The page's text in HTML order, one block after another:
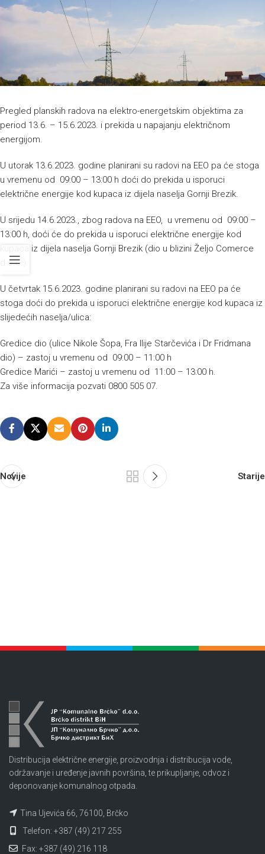
Pregled planskih radova na elektro-energetskim objektima za
period 13.6. – 15.6.2023. i prekida u napajanju električnom
energijom.
U utorak 13.6.2023. godine planirani su radovi na EEO pa će stoga
u vremenu od 09:00 – 13:00 h doći do prekida u isporuci
električne energije kod kupaca iz dijela naselja Gornji Brezik.
U srijedu 14.6.2023., zbog radova na EEO, u vremenu od 09:00 –
13:00 h, doći će do prekida u isporuci električne energije kod
kupaca iz dijela naselja Gornji Brezik (dio u blizini Željo Comerce
d.o.o.).
U četvrtak 15.6.2023. godine planirani su radovi na EEO pa će
stoga doći do prekida u isporuci električne energije kod kupaca iz
slijedećih naselja/ulica:
Gredice dio (ulice Nikole Šopa, Fra Ilije Starčevića i Dr Fridmana
dio) – zastoj u vremenu od 09:00 – 11:00 h
Gredice Marići – zastoj u vremenu od 11:00 – 13:00 h.
Za više informacija pozvati 0800 505 07.
Novije Starije
Distribucija električne energije, proizvodnja i distribucija vode,
održavanje i uređenje javnih površina, te prikupljanje, odvoz i
deponovanje komunalnog otpada.
Tina Ujevića 66, 76100, Brčko
Telefon: +387 (49) 217 255
Fax: +387 (49) 216 118